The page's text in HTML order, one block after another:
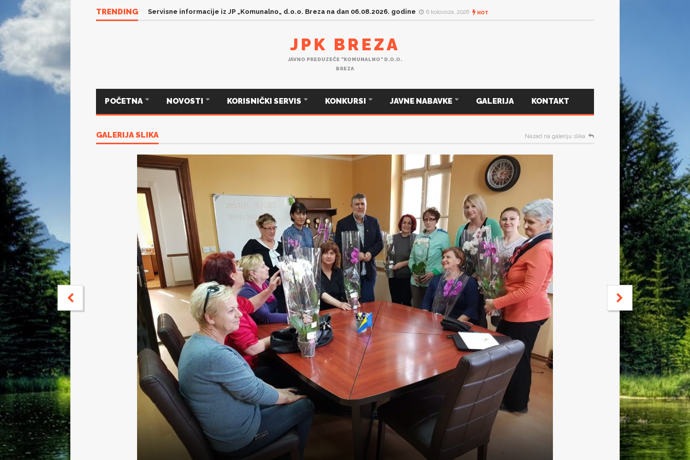
TRENDING Servisne informacije iz JP „Komunalno„ d.o.o. Breza na dan 05.08.2026. godine 5 kolovoza, 2026 HOT
JPK BREZA
JAVNO PREDUZEĆE "KOMUNALNO" D.O.O.
BREZA
POČETNA NOVOSTI KORISNIČKI SERVIS KONKURSI JAVNE NABAVKE GALERIJA KONTAKT
GALERIJA SLIKA Nazad na galeriju slika